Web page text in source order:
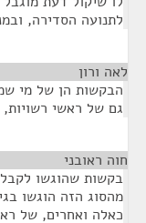
לתנועה הסדירה,
לאה ורון
הבקשות הן של מי
גם של ראשי
חוה ראובני
בקשות שהוגשו
מהסוג הזה הוגשו
כאלה ואחרים, של